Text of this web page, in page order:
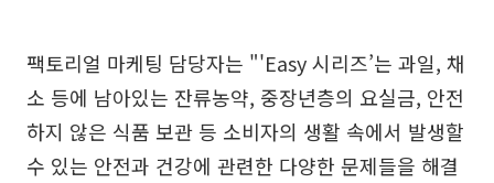
팩토리얼 마케팅 담당자는 "'Easy 시리즈’는 과일, 채
소 등에 남아있는 잔류농약, 중장년층의 요실금, 안전
하지 않은 식품 보관 등 소비자의 생활 속에서 발생할
수 있는 안전과 건강에 관련한 다양한 문제들을 해결